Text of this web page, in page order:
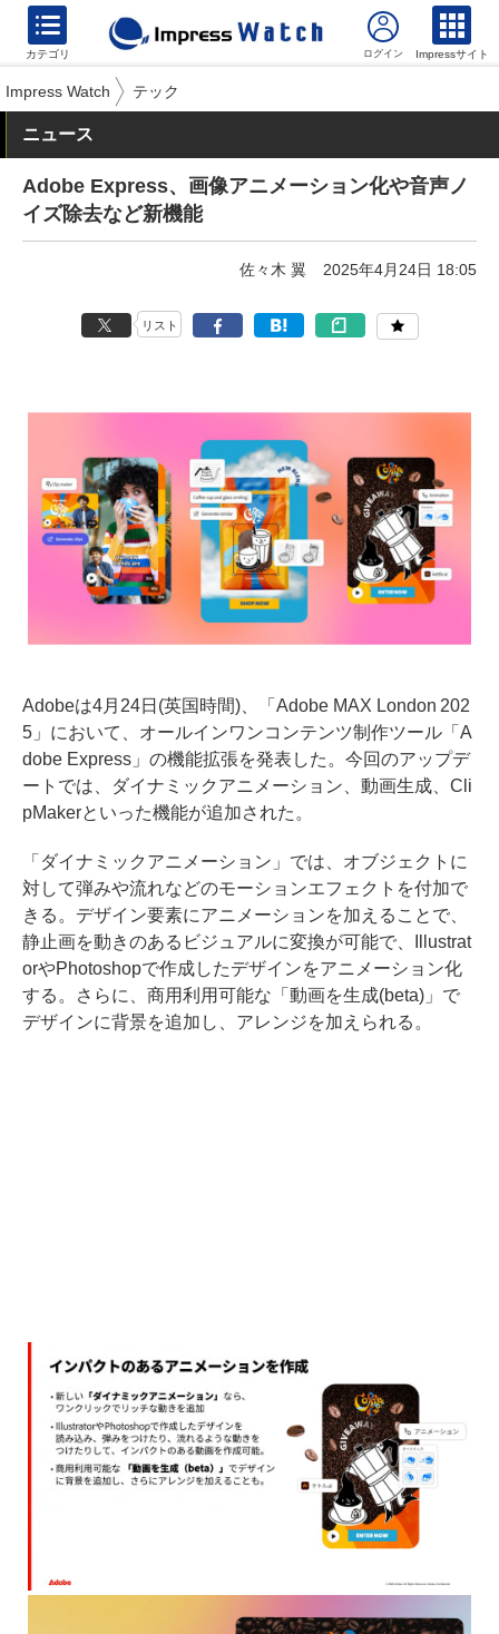
カテゴリ Impressサイト
Impress Watch テック
ニュース
Adobe Express、画像アニメーション化や音声ノ
イズ除去など新機能
佐々木 翼 2025年4月24日 18:05
リスト
Adobeは4月24日(英国時間)、「Adobe MAX London 202
5」において、オールインワンコンテンツ制作ツール「A
dobe Express」の機能拡張を発表した。今回のアップデ
ートでは、ダイナミックアニメーション、動画生成、Cli
pMakerといった機能が追加された。
「ダイナミックアニメーション」では、オブジェクトに
対して弾みや流れなどのモーションエフェクトを付加で
きる。デザイン要素にアニメーションを加えることで、
静止画を動きのあるビジュアルに変換が可能で、Illustrat
orやPhotoshopで作成したデザインをアニメーション化
する。さらに、商用利用可能な「動画を生成(beta)」で
デザインに背景を追加し、アレンジを加えられる。